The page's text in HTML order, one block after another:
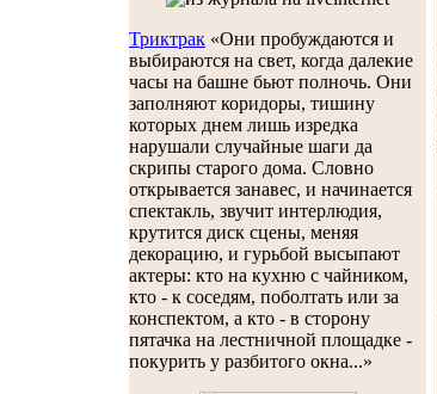
Триктрак «Они пробуждаются и
выбираются на свет, когда далекие
часы на башне бьют полночь. Они
заполняют коридоры, тишину
которых днем лишь изредка
нарушали случайные шаги да
скрипы старого дома. Словно
открывается занавес, и начинается
спектакль, звучит интерлюдия,
крутится диск сцены, меняя
декорацию, и гурьбой высыпают
актеры: кто на кухню с чайником,
кто - к соседям, поболтать или за
конспектом, а кто - в сторону
пятачка на лестничной площадке -
покурить у разбитого окна...»